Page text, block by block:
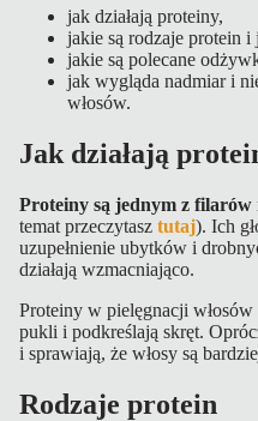
jak działają proteiny,
jakie są rodzaje protein
jakie są polecane
jak wygląda nadmiar i
włosów.
Jak działają
Proteiny są jednym z
temat przeczytasz tutaj). Ich
uzupełnienie ubytków i
działają wzmacniająco.
Proteiny w pielęgnacji
pukli i podkreślają skręt.
i sprawiają, że włosy są
Rodzaje protein